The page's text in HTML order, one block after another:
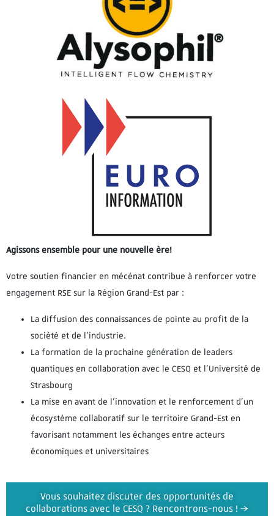
Agissons ensemble pour une nouvelle ère!
Votre soutien financier en mécénat contribue à renforcer votre
engagement RSE sur la Région Grand-Est par :
La diffusion des connaissances de pointe au profit de la
société et de l’industrie.
La formation de la prochaine génération de leaders
quantiques en collaboration avec le CESQ et l’Université de
Strasbourg
La mise en avant de l’innovation et le renforcement d’un
écosystème collaboratif sur le territoire Grand-Est en
favorisant notamment les échanges entre acteurs
économiques et universitaires
Vous souhaitez discuter des opportunités de
collaborations avec le CESQ ? Rencontrons-nous ! →